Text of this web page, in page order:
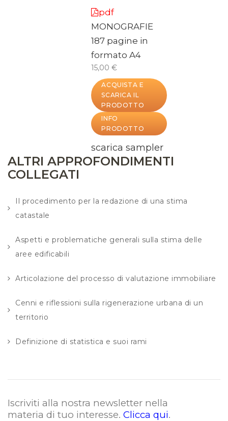
pdf
MONOGRAFIE
187 pagine in
formato A4
15,00 €
ACQUISTA E
SCARICA IL
PRODOTTO
INFO
PRODOTTO
scarica sampler
ALTRI APPROFONDIMENTI
COLLEGATI
Il procedimento per la redazione di una stima
catastale
Aspetti e problematiche generali sulla stima delle
aree edificabili
Articolazione del processo di valutazione immobiliare
Cenni e riflessioni sulla rigenerazione urbana di un
territorio
Definizione di statistica e suoi rami
Iscriviti alla nostra newsletter nella
materia di tuo interesse. Clicca qui.